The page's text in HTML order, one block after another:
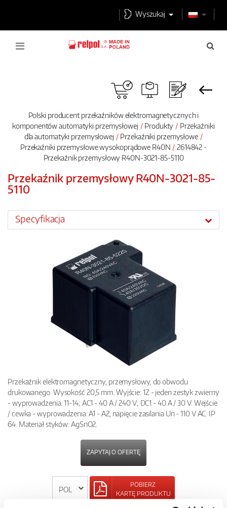
Wyszukaj
Polski producent przekaźników elektromagnetycznych i
komponentów automatyki przemysłowej
Produkty
Przekaźniki
dla automatyki przemysłowej
Przekaźniki przemysłowe
Przekaźniki przemysłowe wysokoprądowe R40N
2614842 -
Przekaźnik przemysłowy R40N-3021-85-5110
Przekaźnik przemysłowy R40N-3021-85-
5110
Specyfikacja
Przekaźnik elektromagnetyczny, przemysłowy, do obwodu
drukowanego. Wysokość 20,5 mm. Wyjście: 1Z - jeden zestyk zwierny
- wyprowadzenia: 11-14; AC1 - 40 A / 240 V; DC1 - 40 A / 30 V. Wejście
/ cewka - wyprowadzenia: A1 - A2, napięcie zasilania Un - 110 V AC. IP
64. Materiał styków: AgSnO2.
ZAPYTAJ O OFERTĘ
POBIERZ
KARTĘ PRODUKTU